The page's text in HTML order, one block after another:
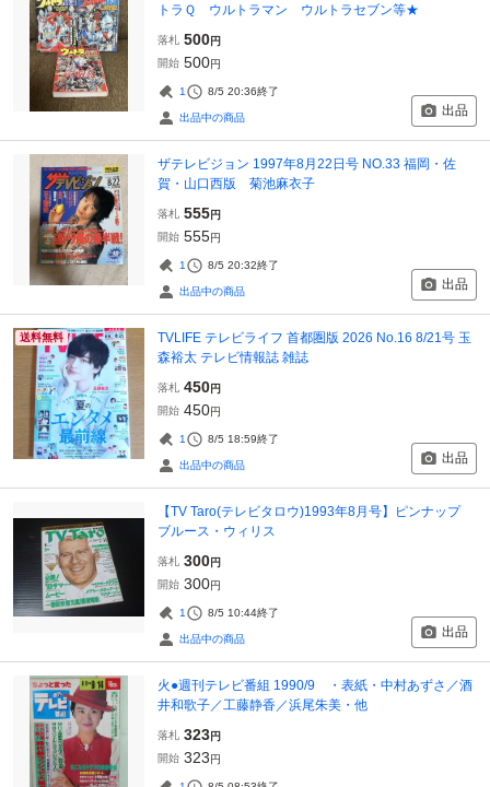
トラＱ ウルトラマン ウルトラセブン等★
落札 500円
開始 500円
1 8/5 20:36終了
出品中の商品 出品
ザテレビジョン 1997年8月22日号 NO.33 福岡・佐
賀・山口西版 菊池麻衣子
落札 555円
開始 555円
1 8/5 20:32終了
出品中の商品 出品
送料無料
TVLIFE テレビライフ 首都圏版 2026 No.16 8/21号 玉
森裕太 テレビ情報誌 雑誌
落札 450円
開始 450円
1 8/5 18:59終了
出品中の商品 出品
【TV Taro(テレビタロウ)1993年8月号】ピンナップ
ブルース・ウィリス
落札 300円
開始 300円
1 8/5 10:44終了
出品中の商品 出品
火●週刊テレビ番組 1990/9 ・表紙・中村あずさ／酒
井和歌子／工藤静香／浜尾朱美・他
落札 323円
開始 323円